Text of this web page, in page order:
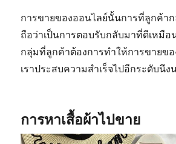
การขายของออนไลย์นั้นการที่ลูกค้า
ถือว่าเป็นการตอบรับกลับมาที่ดีเหมือ
กลุ่มที่ลูกค้าต้องการทำให้การขายข
เราประสบความสำเร็จไปอีกระดับนึง
การหาเสื้อผ้าไปขาย